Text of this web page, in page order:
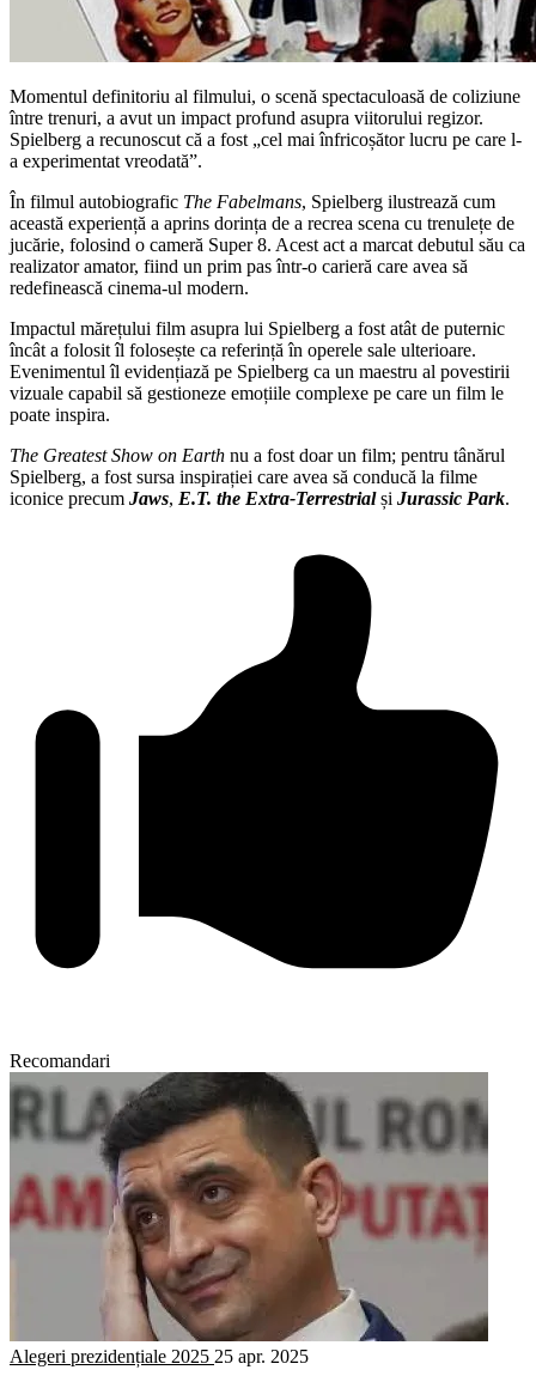
Momentul definitoriu al filmului, o scenă spectaculoasă de coliziune
între trenuri, a avut un impact profund asupra viitorului regizor.
Spielberg a recunoscut că a fost „cel mai înfricoșător lucru pe care l-
a experimentat vreodată”.
În filmul autobiografic The Fabelmans, Spielberg ilustrează cum
această experiență a aprins dorința de a recrea scena cu trenulețe de
jucărie, folosind o cameră Super 8. Acest act a marcat debutul său ca
realizator amator, fiind un prim pas într-o carieră care avea să
redefinească cinema-ul modern.
Impactul mărețului film asupra lui Spielberg a fost atât de puternic
încât a folosit îl folosește ca referință în operele sale ulterioare.
Evenimentul îl evidențiază pe Spielberg ca un maestru al povestirii
vizuale capabil să gestioneze emoțiile complexe pe care un film le
poate inspira.
The Greatest Show on Earth nu a fost doar un film; pentru tânărul
Spielberg, a fost sursa inspirației care avea să conducă la filme
iconice precum Jaws, E.T. the Extra-Terrestrialși Jurassic Park.
Recomandari
Alegeri prezidențiale 2025 25 apr. 2025